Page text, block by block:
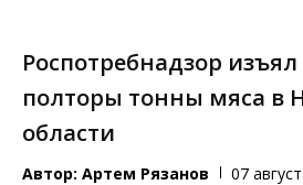
Роспотребнадзор
полторы тонны мяса в
области
Автор: Артем Рязанов 07